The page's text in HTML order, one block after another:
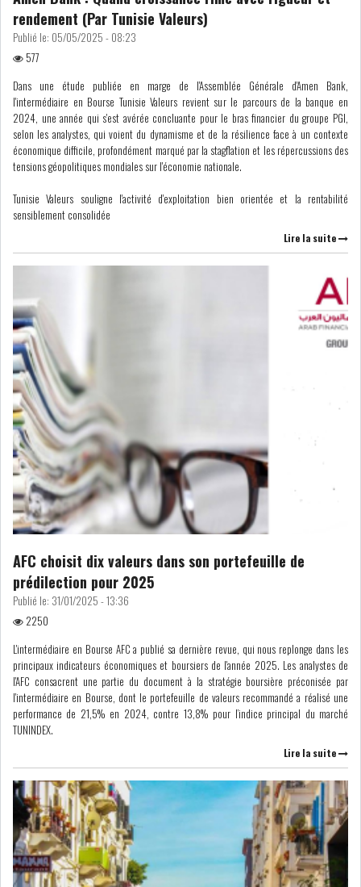
USA & CANADA
AFRIQUE
EUROPE ASIE
AMÉRIQUE LATINE RESTE DU MONDE
DANS UNE ÈRE DE FAIBLE
CROISSANCE, L...
TUSTEX PLUS
rendement (Par Tunisie Valeurs)
Publié le: 05/05/2025 - 08:23
577
Dans une étude publiée en marge de l'Assemblée Générale d'Amen Bank,
l'intermédiaire en Bourse Tunisie Valeurs revient sur le parcours de la banque en
2024, une année qui s'est avérée concluante pour le bras financier du groupe PGI,
selon les analystes, qui voient du dynamisme et de la résilience face à un contexte
économique difficile, profondément marqué par la stagflation et les répercussions des
tensions géopolitiques mondiales sur l'économie nationale.
Tunisie Valeurs souligne l'activité d'exploitation bien orientée et la rentabilité
sensiblement consolidée
Lire la suite
AFC choisit dix valeurs dans son portefeuille de
prédilection pour 2025
Publié le: 31/01/2025 - 13:36
2250
L'intermédiaire en Bourse AFC a publié sa dernière revue, qui nous replonge dans les
principaux indicateurs économiques et boursiers de l'année 2025. Les analystes de
l'AFC consacrent une partie du document à la stratégie boursière préconisée par
l'intermédiaire en Bourse, dont le portefeuille de valeurs recommandé a réalisé une
performance de 21,5% en 2024, contre 13,8% pour l’indice principal du marché
TUNINDEX.
Lire la suite